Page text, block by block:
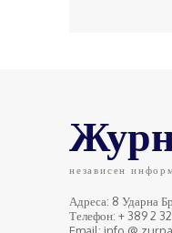
независен
Адреса: 8 Ударна
Телефон: + 389 2